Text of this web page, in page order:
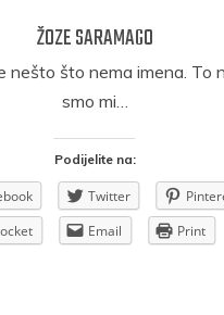
ŽOZE SARAMAGO
nešto što nema imena. To
smo mi…
Podijelite na:
Twitter
Email Print